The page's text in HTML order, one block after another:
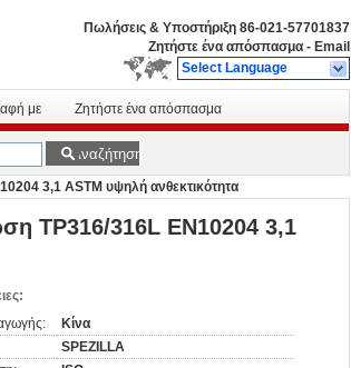
Πωλήσεις & Υποστήριξη 86-021-57701837
Ζητήστε ένα απόσπασμα - Email
Select Language
με Ζητήστε ένα απόσπασμα
Αναζήτηση
3,1 ASTM υψηλή ανθεκτικότητα
TP316/316L EN10204 3,1
Κίνα
SPEZILLA